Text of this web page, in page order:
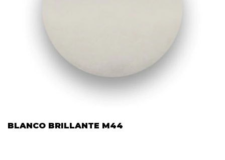
BLANCO BRILLANTE M44